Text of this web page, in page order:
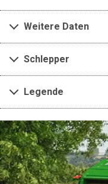
Weitere Daten
Schlepper
Legende